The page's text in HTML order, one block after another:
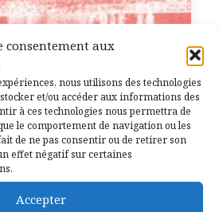
consentement aux
nous utilisons des technologies
et/ou accéder aux informations des
à ces technologies nous permettra de
le comportement de navigation ou les
de ne pas consentir ou de retirer son
effet négatif sur certaines
Accepter
de Campenia